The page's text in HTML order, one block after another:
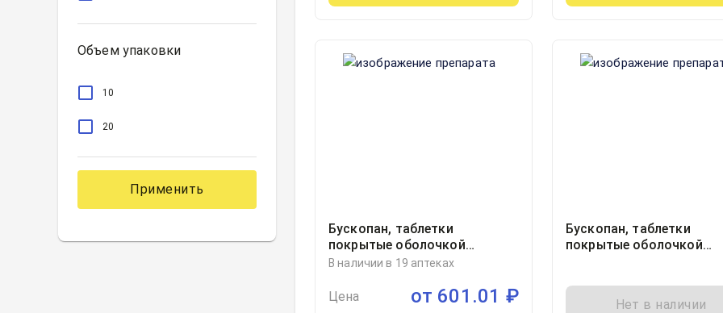
Объем упаковки
10
20
Применить
Бускопан, таблетки
покрытые оболочкой
10миллиграмм блистер, 20,
В наличии в 19 аптеках
Цена от 601.01 ₽
Бускопан, таблетки
покрытые оболочкой
Нет в наличии